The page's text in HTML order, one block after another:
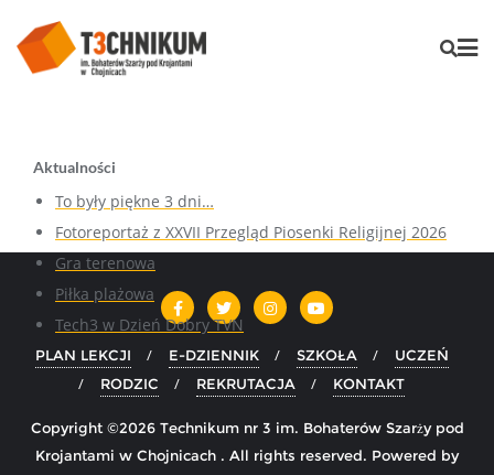
Aktualności
To były piękne 3 dni…
Fotoreportaż z XXVII Przegląd Piosenki Religijnej 2026
Gra terenowa
Piłka plażowa
Tech3 w Dzień Dobry TVN
PLAN LEKCJI E-DZIENNIK SZKOŁA
UCZEŃ
RODZIC
REKRUTACJA KONTAKT
Copyright ©2026 Technikum nr 3 im. Bohaterów Szarży pod
Krojantami w Chojnicach . All rights reserved. Powered by